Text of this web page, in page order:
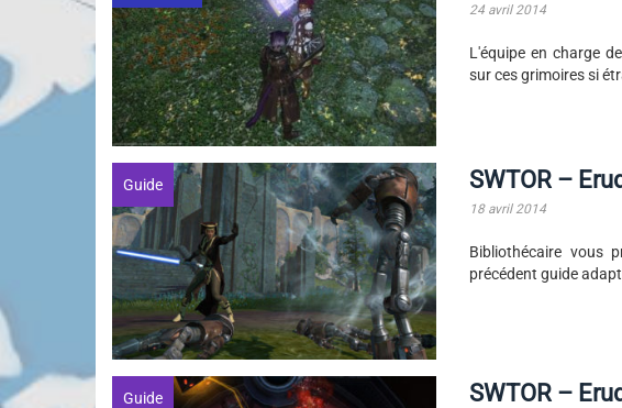
24 avril 2014
L'équipe en charge
sur ces grimoires si
Guide SWTOR –
18 avril 2014
Bibliothécaire vous
précédent guide
Guide SWTOR –